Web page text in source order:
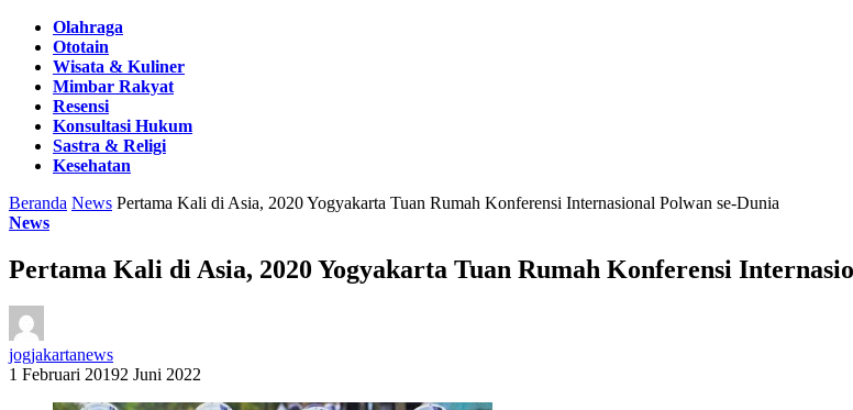
Olahraga
Ototain
Wisata & Kuliner
Mimbar Rakyat
Resensi
Konsultasi Hukum
Sastra & Religi
Kesehatan
Beranda News Pertama Kali di Asia, 2020 Yogyakarta Tuan Rumah Konferensi Internasional Polwan se-Dunia
News
Pertama Kali di Asia, 2020 Yogyakarta Tuan Rumah Konferensi
jogjakartanews
1 Februari 20192 Juni 2022